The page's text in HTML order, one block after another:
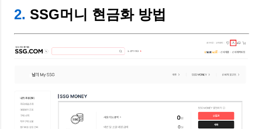
2. SSG머니 현금화 방법